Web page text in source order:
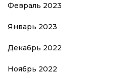
Февраль 2023
Январь 2023
Декабрь 2022
Ноябрь 2022